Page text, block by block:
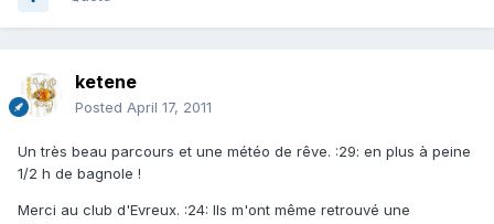
ketene
Posted April 17, 2011
Un très beau parcours et une météo de rêve. :29: en plus à peine
1/2 h de bagnole !
Merci au club d'Evreux. :24: Ils m'ont même retrouvé une